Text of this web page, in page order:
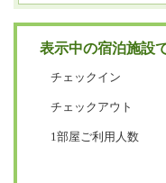
表示中の宿泊施設
チェックイン
チェックアウト
1部屋ご利用人数